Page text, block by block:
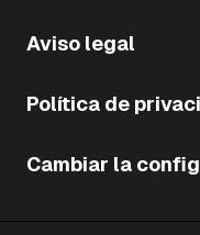
Aviso legal
Política de
Cambiar la